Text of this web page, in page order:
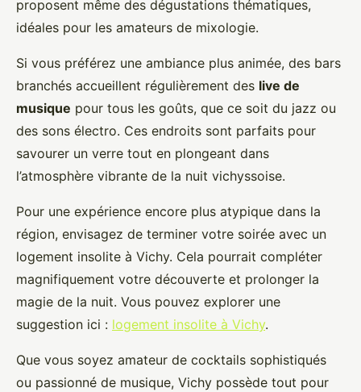
proposent même des dégustations thématiques,
idéales pour les amateurs de mixologie.
Si vous préférez une ambiance plus animée, des bars
branchés accueillent régulièrement des live de
musique pour tous les goûts, que ce soit du jazz ou
des sons électro. Ces endroits sont parfaits pour
savourer un verre tout en plongeant dans
l’atmosphère vibrante de la nuit vichyssoise.
Pour une expérience encore plus atypique dans la
région, envisagez de terminer votre soirée avec un
logement insolite à Vichy. Cela pourrait compléter
magnifiquement votre découverte et prolonger la
magie de la nuit. Vous pouvez explorer une
suggestion ici : logement insolite à Vichy.
Que vous soyez amateur de cocktails sophistiqués
ou passionné de musique, Vichy possède tout pour